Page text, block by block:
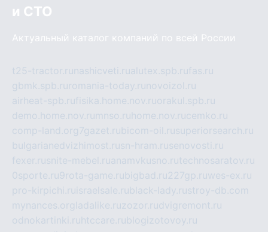
и СТО
Актуальный каталог компаний по всей России
t25-tractor.ru nashicveti.rualutex.spb.rufas.ru
gbmk.spb.ru romania-today.ru novoizol.ru
airheat-spb.rufisika.home.nov.ruorakul.spb.ru
demo.home.nov.ru mnso.ru home.nov.rucemko.ru
comp-land.org 7gazet.rubicom-oil.rusuperiorsearch.ru
bulgarianedvizhimost.rusn-hram.rusenovosti.ru
fexer.rusnite-mebel.ruanamvkusno.rutechnosaratov.ru
0sporte.ru9rota-game.rubigbad.ru227gp.ruwes-ex.ru
pro-kirpichi.ru israelsale.rublack-lady.rustroy-db.com
mynances.org ladalike.ruzozor.rudvigremont.ru
odnokartinki.ru htccare.rublogizotovoy.ru